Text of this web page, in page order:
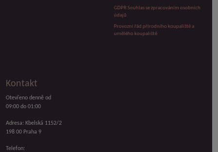
GDPR Souhlas se zpracováním osobních
údajů
Provozní řád přírodního koupaliště a
umělého koupaliště
Kontakt
Otevřeno denně od
09:00 do 01:00
Adresa: Kbelská 1152/2
198 00 Praha 9
Telefon: